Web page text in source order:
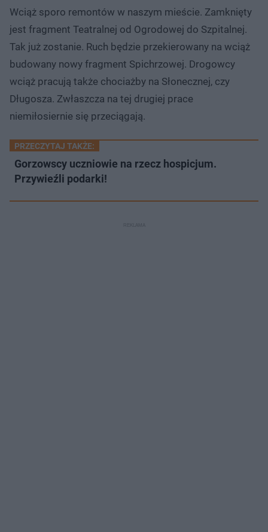
Wciąż sporo remontów w naszym mieście. Zamknięty
jest fragment Teatralnej od Ogrodowej do Szpitalnej.
Tak już zostanie. Ruch będzie przekierowany na wciąż
budowany nowy fragment Spichrzowej. Drogowcy
wciąż pracują także chociażby na Słonecznej, czy
Długosza. Zwłaszcza na tej drugiej prace
niemiłosiernie się przeciągają.
PRZECZYTAJ TAKŻE:
Gorzowscy uczniowie na rzecz hospicjum.
Przywieźli podarki!